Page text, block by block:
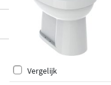
Vergelijk